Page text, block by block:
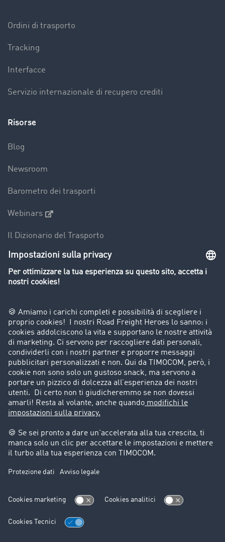
Ordini di trasporto
Tracking
Interfacce
Servizio internazionale di recupero crediti
Risorse
Blog
Newsroom
Barometro dei trasporti
Webinars
Il Dizionario del Trasporto
Panoramica della borsa di carichi
Divieti di circolazione per mezzi pesanti
Azienda
Porta un nuovo cliente
Storie di successo
Informazioni legali
Note legali
Trattamento dei dati
Cookie-Einstellungen
Assistenza